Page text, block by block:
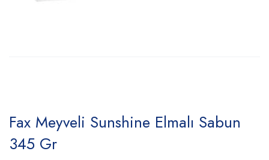
Fax Meyveli Sunshine Elmalı Sabun
345 Gr